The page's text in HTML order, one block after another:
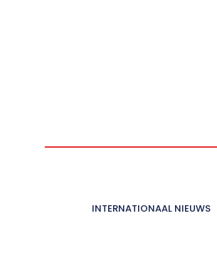
INTERNATIONAAL NIEUWS